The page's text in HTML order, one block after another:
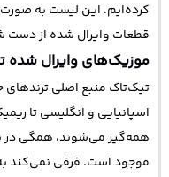
کرده‌ایم. این لیست به
قطعات وایرال شده از دست
موزیک‌های وایرال
تیک‌تاک منبع اصلی
اسپانیایی و انگلیسی تا
همه‌گیر می‌شوند، همگی
موجود است. فرقی نمی‌کند